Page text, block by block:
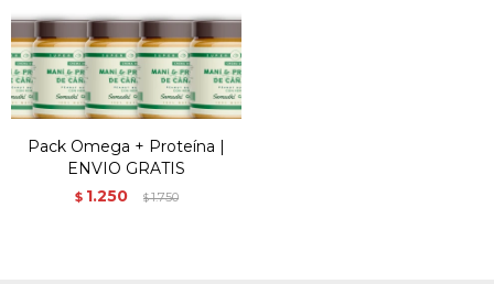
Pack Omega + Proteína |
ENVIO GRATIS
$ 1.250 $1.750